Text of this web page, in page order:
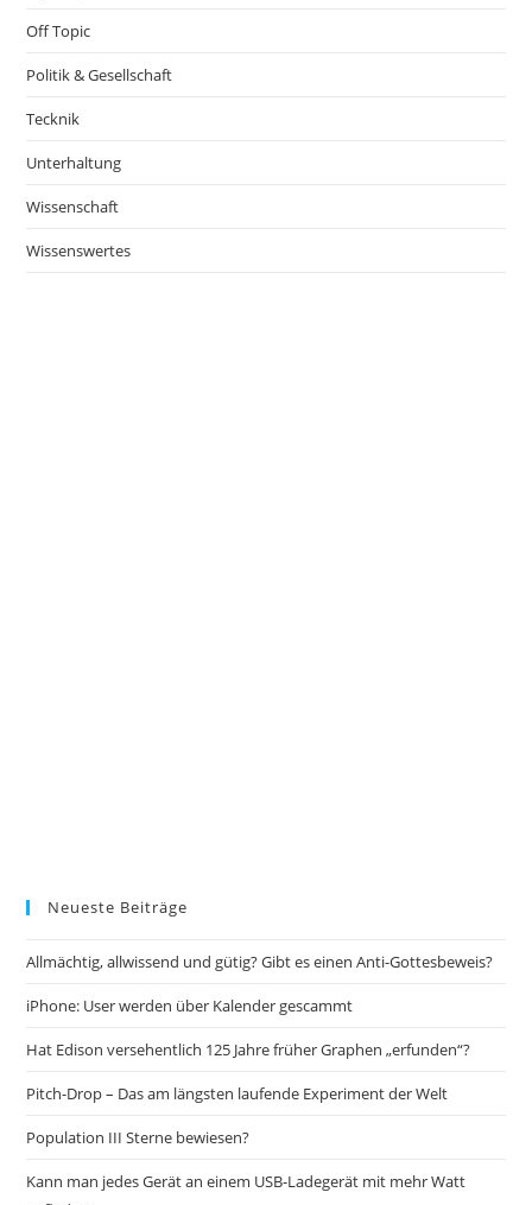
Off Topic
Politik & Gesellschaft
Tecknik
Unterhaltung
Wissenschaft
Wissenswertes
Neueste Beiträge
Allmächtig, allwissend und gütig? Gibt es einen Anti-Gottesbeweis?
iPhone: User werden über Kalender gescammt
Hat Edison versehentlich 125 Jahre früher Graphen „erfunden“?
Pitch-Drop – Das am längsten laufende Experiment der Welt
Population III Sterne bewiesen?
Kann man jedes Gerät an einem USB-Ladegerät mit mehr Watt